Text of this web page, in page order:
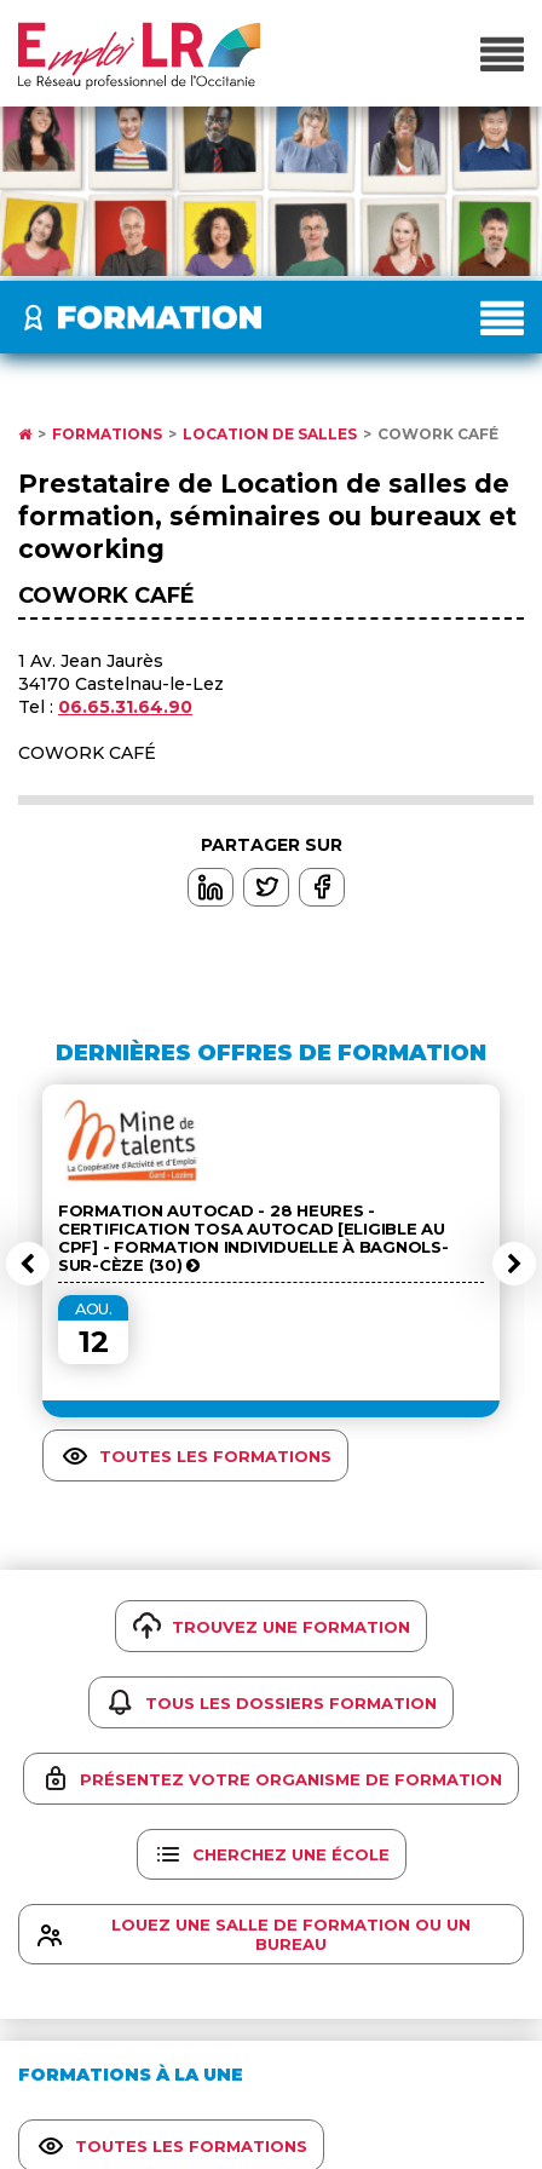
FORMATIONS LOCATION DE SALLES COWORK CAFÉ
Prestataire de Location de salles de
formation, séminaires ou bureaux et
coworking
COWORK CAFÉ
1 Av. Jean Jaurès
34170 Castelnau-le-Lez
Tel : 06.65.31.64.90
COWORK CAFÉ
PARTAGER SUR
DERNIÈRES OFFRES DE FORMATION
FORMATION AUTOCAD - 28 HEURES -
CERTIFICATION TOSA AUTOCAD [ELIGIBLE AU
CPF] - FORMATION INDIVIDUELLE À BAGNOLS-
SUR-CÈZE (30)
AOU.
12
TOUTES LES FORMATIONS
TROUVEZ UNE FORMATION
TOUS LES DOSSIERS FORMATION
PRÉSENTEZ VOTRE ORGANISME DE FORMATION
CHERCHEZ UNE ÉCOLE
LOUEZ UNE SALLE DE FORMATION OU UN
BUREAU
FORMATIONS À LA UNE
TOUTES LES FORMATIONS